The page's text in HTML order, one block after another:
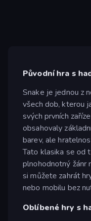
Původní hra s
Snake je jednou z
všech dob, kterou
svých prvních
obsahovaly
barev, ale
Tato klasika se od
plnohodnotný žánr
si můžete zahrát
nebo mobilu bez
Oblíbené hry s